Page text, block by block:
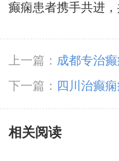
癫痫患者携手共进，
上一篇： 成都专治
些病症混淆?
下一篇：
四川治癫
方法有哪些?
相关阅读